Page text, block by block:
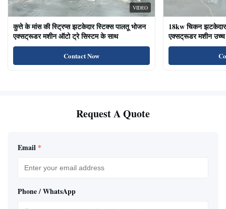
VIDEO
कुत्ते के मांस की स्ट्रिप्स झटकेदार स्टिक्स पालतू भोजन
एक्सट्रूडर मशीन ऑटो ट्रे सिस्टम के साथ
Contact Now
18kw चिकन झटकेदार
एक्सट्रूडर मशीन उच्च
का भोजन बिल्ली के
Request A Quote
Email *
Phone / WhatsApp